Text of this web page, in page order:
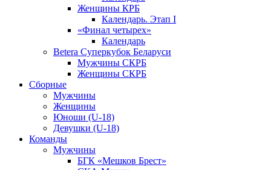
Женщины КРБ
Календарь. Этап I
«Финал четырех»
Календарь
Betera Суперкубок Беларуси
Мужчины СКРБ
Женщины СКРБ
Сборные
Мужчины
Женщины
Юноши (U-18)
Девушки (U-18)
Команды
Мужчины
БГК «Мешков Брест»